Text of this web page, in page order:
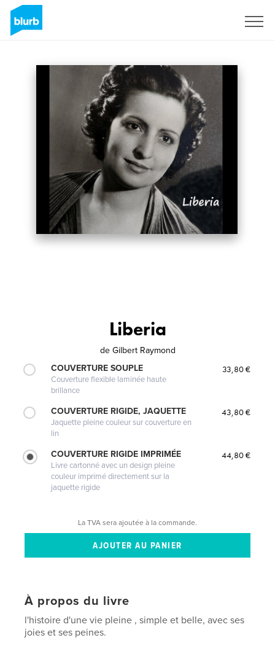
Liberia
de Gilbert Raymond
COUVERTURE SOUPLE
Couverture flexible laminée haute
brillance
33,80 €
COUVERTURE RIGIDE, JAQUETTE
Jaquette pleine couleur sur couverture en
lin
43,80 €
COUVERTURE RIGIDE IMPRIMÉE
Livre cartonné avec un design pleine
couleur imprimé directement sur la
jaquette rigide
44,80 €
La TVA sera ajoutée à la commande.
À propos du livre
l'histoire d'une vie pleine , simple et belle, avec ses
joies et ses peines.